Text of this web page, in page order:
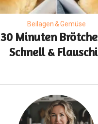
Beilagen & Gemüse
30 Minuten
Schnell &